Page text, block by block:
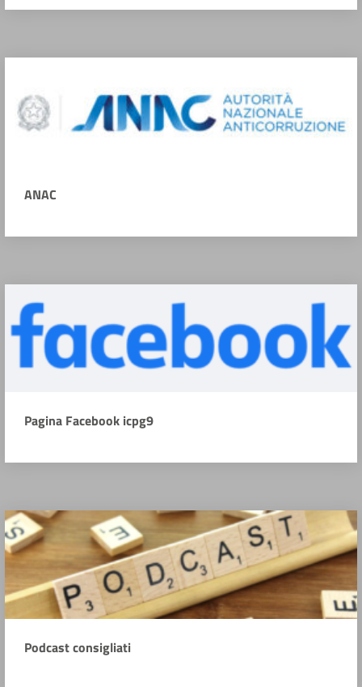
ANAC
Pagina Facebook icpg9
Podcast consigliati